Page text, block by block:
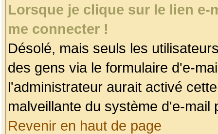
Lorsque je clique sur le lien
me connecter !
Désolé, mais seuls les
des gens via le formulaire d'e-
l'administrateur aurait activé
malveillante du système d'e-
Revenir en haut de page